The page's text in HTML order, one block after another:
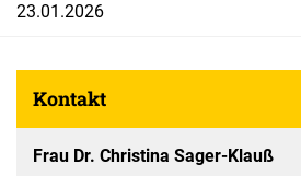
23.01.2026
Kontakt
Frau Dr. Christina Sager-Klauß